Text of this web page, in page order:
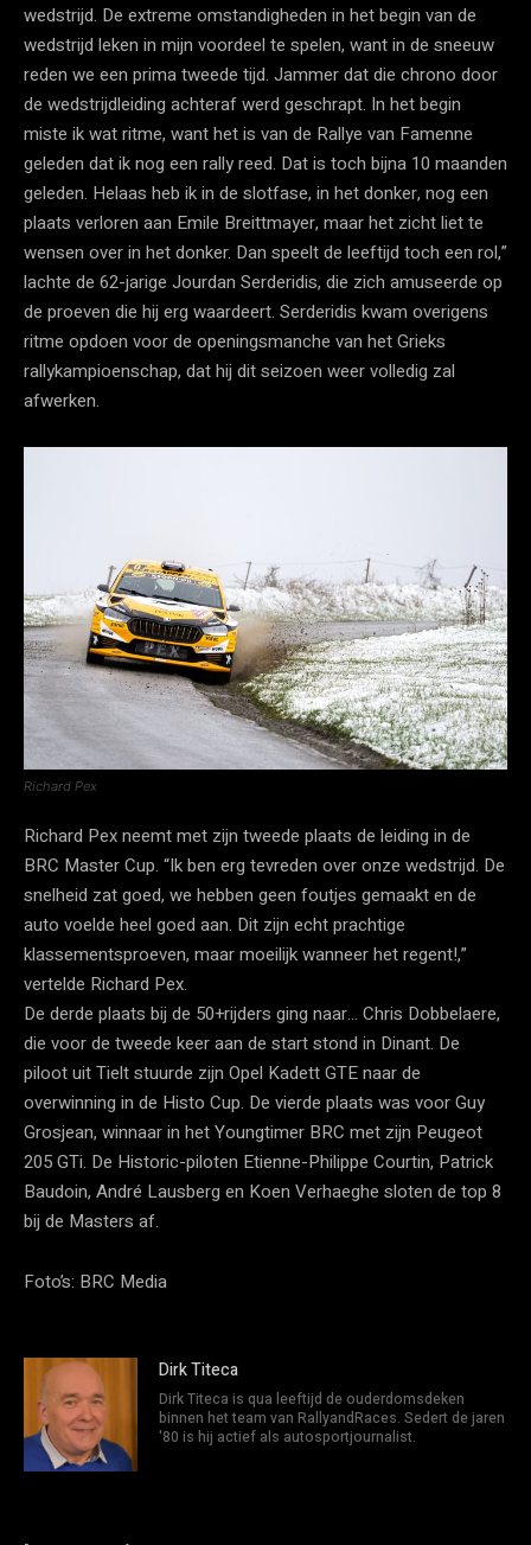
wedstrijd. De extreme omstandigheden in het begin van de
wedstrijd leken in mijn voordeel te spelen, want in de sneeuw
reden we een prima tweede tijd. Jammer dat die chrono door
de wedstrijdleiding achteraf werd geschrapt. In het begin
miste ik wat ritme, want het is van de Rallye van Famenne
geleden dat ik nog een rally reed. Dat is toch bijna 10 maanden
geleden. Helaas heb ik in de slotfase, in het donker, nog een
plaats verloren aan Emile Breittmayer, maar het zicht liet te
wensen over in het donker. Dan speelt de leeftijd toch een rol,”
lachte de 62-jarige Jourdan Serderidis, die zich amuseerde op
de proeven die hij erg waardeert. Serderidis kwam overigens
ritme opdoen voor de openingsmanche van het Grieks
rallykampioenschap, dat hij dit seizoen weer volledig zal
afwerken.
Richard Pex
Richard Pex neemt met zijn tweede plaats de leiding in de
BRC Master Cup. “Ik ben erg tevreden over onze wedstrijd. De
snelheid zat goed, we hebben geen foutjes gemaakt en de
auto voelde heel goed aan. Dit zijn echt prachtige
klassementsproeven, maar moeilijk wanneer het regent!,”
vertelde Richard Pex.
De derde plaats bij de 50+rijders ging naar… Chris Dobbelaere,
die voor de tweede keer aan de start stond in Dinant. De
piloot uit Tielt stuurde zijn Opel Kadett GTE naar de
overwinning in de Histo Cup. De vierde plaats was voor Guy
Grosjean, winnaar in het Youngtimer BRC met zijn Peugeot
205 GTi. De Historic-piloten Etienne-Philippe Courtin, Patrick
Baudoin, André Lausberg en Koen Verhaeghe sloten de top 8
bij de Masters af.
Foto’s: BRC Media
Dirk Titeca
Dirk Titeca is qua leeftijd de ouderdomsdeken
binnen het team van RallyandRaces. Sedert de jaren
'80 is hij actief als autosportjournalist.